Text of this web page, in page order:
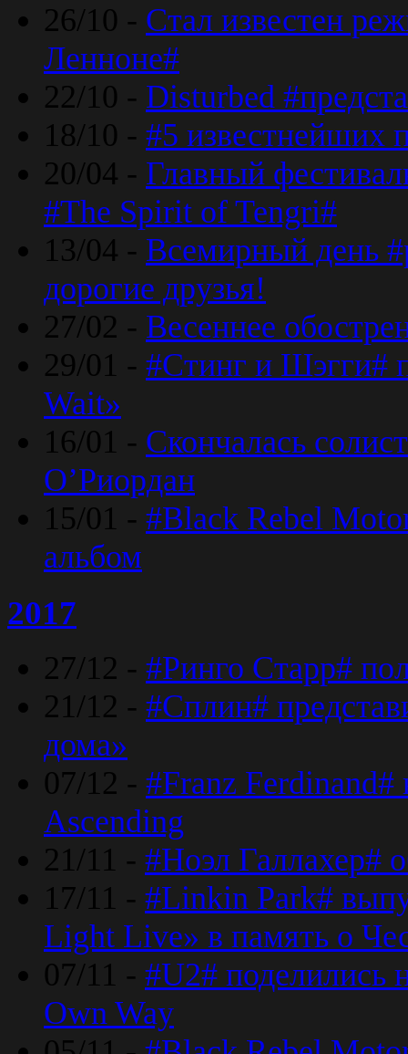
26/10 - Стал известен
Ленноне#
22/10 - Disturbed
18/10 - #5 известнейших
20/04 - Главный
#The Spirit of Tengri#
13/04 - Всемирный день
дорогие друзья!
27/02 - Весеннее
29/01 - #Стинг и Шэгги#
Wait»
16/01 - Скончалась
O’Риордан
15/01 - #Black Rebel
альбом
2017
27/12 - #Ринго Старр#
21/12 - #Сплин#
дома»
07/12 - #Franz
Ascending
21/11 - #Ноэл Галлахер#
17/11 - #Linkin Park#
Light Live» в память о
07/11 - #U2#
Own Way